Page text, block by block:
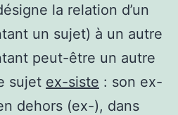
la relation d’un
un sujet) à un autre
peut-être un autre
sujet ex-siste : son ex-
dehors (ex-), dans